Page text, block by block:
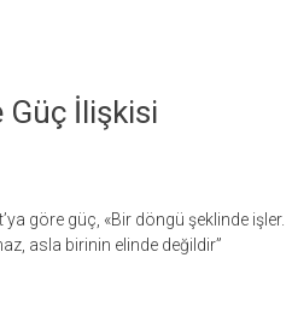
Güç İlişkisi
göre güç, «Bir döngü şeklinde işler.
asla birinin elinde değildir”